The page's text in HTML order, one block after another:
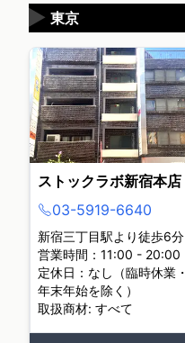
東京
▶
ストックラボ新宿本店
03-5919-6640
新宿三丁目駅より徒歩6分
営業時間：11:00 - 20:00
定休日：なし（臨時休業・
年末年始を除く）
取扱商材: すべて